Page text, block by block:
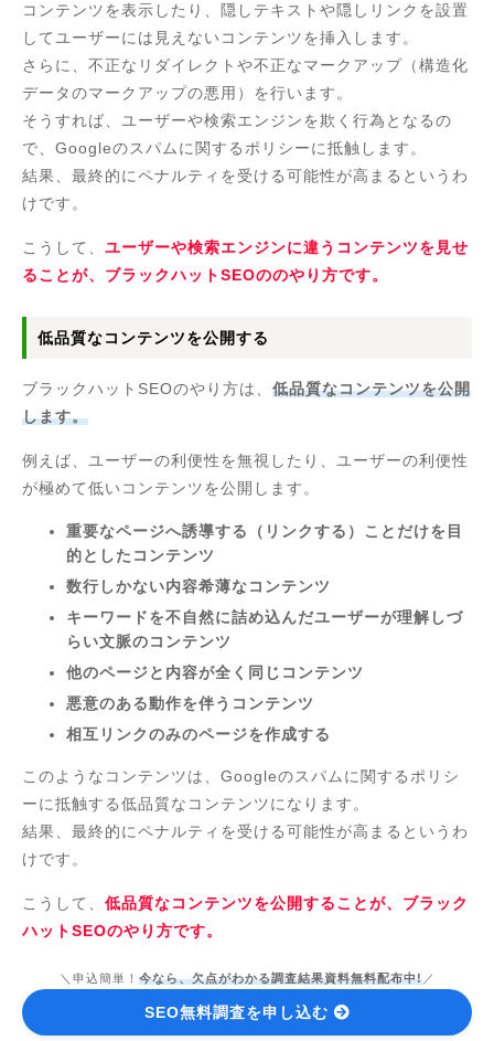
コンテンツを表示したり、隠しテキストや隠しリンクを設置
してユーザーには見えないコンテンツを挿入します。
さらに、不正なリダイレクトや不正なマークアップ（構造化
データのマークアップの悪用）を行います。
そうすれば、ユーザーや検索エンジンを欺く行為となるの
で、Googleのスパムに関するポリシーに抵触します。
結果、最終的にペナルティを受ける可能性が高まるというわ
けです。
こうして、 ユーザーや検索エンジンに違うコンテンツを見せ
ることが、ブラックハットSEOののやり方です。
低品質なコンテンツを公開する
ブラックハットSEOのやり方は、 低品質なコンテンツを公開
します。
例えば、ユーザーの利便性を無視したり、ユーザーの利便性
が極めて低いコンテンツを公開します。
重要なページへ誘導する（リンクする）ことだけを目
的としたコンテンツ
数行しかない内容希薄なコンテンツ
キーワードを不自然に詰め込んだユーザーが理解しづ
らい文脈のコンテンツ
他のページと内容が全く同じコンテンツ
悪意のある動作を伴うコンテンツ
相互リンクのみのページを作成する
このようなコンテンツは、Googleのスパムに関するポリシ
ーに抵触する低品質なコンテンツになります。
結果、最終的にペナルティを受ける可能性が高まるというわ
けです。
こうして、 低品質なコンテンツを公開することが、ブラック
ハットSEOのやり方です。
＼申込簡単！ 今なら、欠点がわかる調査結果資料無料配布中!／
SEO無料調査を申し込む